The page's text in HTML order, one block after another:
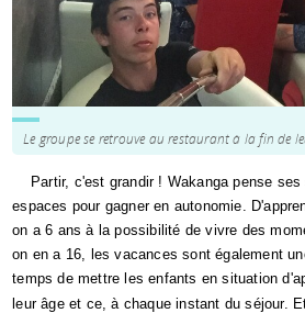
Le groupe se retrouve au restaurant à la fin de
Partir, c'est grandir ! Wakanga pense ses
espaces pour gagner en autonomie.
on a 6 ans à la possibilité de vivre des
on en a 16, les vacances sont également
temps de mettre les enfants en situation
leur âge et ce, à chaque instant du séjour.